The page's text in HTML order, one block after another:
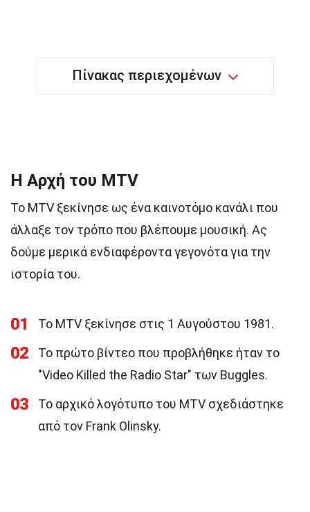
Πίνακας περιεχομένων
Η Αρχή του MTV
Το MTV ξεκίνησε ως ένα καινοτόμο κανάλι που
άλλαξε τον τρόπο που βλέπουμε μουσική. Ας
δούμε μερικά ενδιαφέροντα γεγονότα για την
ιστορία του.
01 Το MTV ξεκίνησε στις 1 Αυγούστου 1981.
02
Το πρώτο βίντεο που προβλήθηκε ήταν το
"Video Killed the Radio Star" των Buggles.
03
Το αρχικό λογότυπο του MTV σχεδιάστηκε
από τον Frank Olinsky.